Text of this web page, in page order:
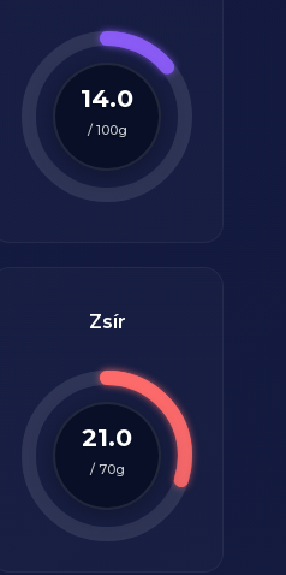
14.0
/100g
Zsír
21.0
/70g